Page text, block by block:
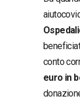
conto
euro in